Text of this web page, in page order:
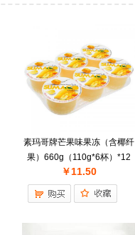
素玛哥牌芒果味果冻（含椰纤
果）660g（110g*6杯）*12
组/件
￥11.50